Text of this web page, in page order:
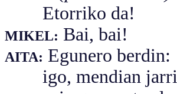
Etorriko da!
MIKEL: Bai, bai!
AITA: Egunero berdin:
igo, mendian